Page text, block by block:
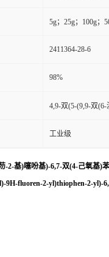
5g；25g；100g；
2411364-28-6
98%
4,9-双(5-(9,9-双
工业级
-2-基)噻吩基)-6,7-双(4-己氧基)
9H-fluoren-2-yl)thiophen-2-